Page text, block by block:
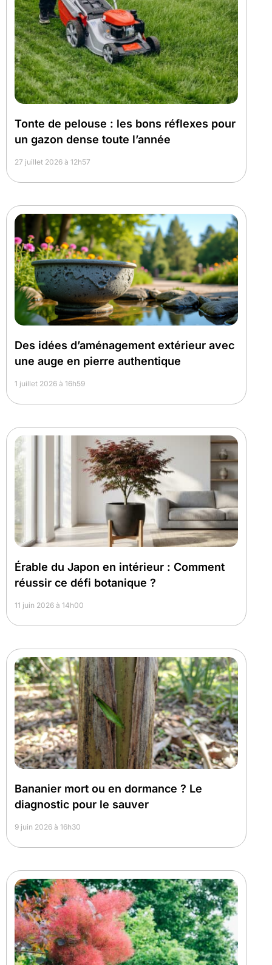
Tonte de pelouse : les bons réflexes pour
un gazon dense toute l’année
27 juillet 2026 à 12h57
Des idées d’aménagement extérieur avec
une auge en pierre authentique
1 juillet 2026 à 16h59
Érable du Japon en intérieur : Comment
réussir ce défi botanique ?
11 juin 2026 à 14h00
Bananier mort ou en dormance ? Le
diagnostic pour le sauver
9 juin 2026 à 16h30